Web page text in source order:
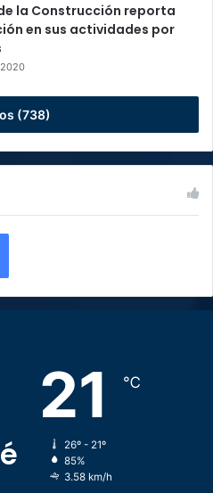
la Construcción reporta
en sus actividades por
(738)
21 ℃
26º - 21º
85%
3.58 km/h